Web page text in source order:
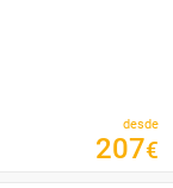
desde
207€